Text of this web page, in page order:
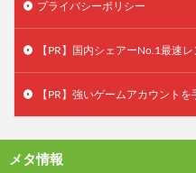
プライバシーポリシー
【PR】国内シェアーNo.1最速
【PR】強いゲームアカウント
メタ情報